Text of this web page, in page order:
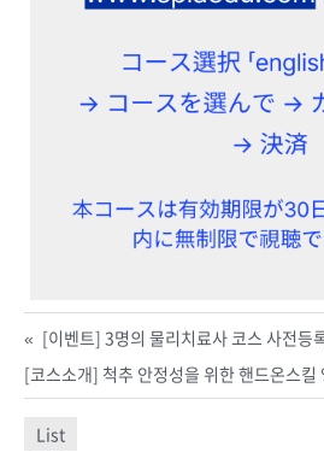
« [이벤트] 3명의 물리치료사 코스 사전등
[코스소개] 척추 안정성을 위한 핸드온스킬
List